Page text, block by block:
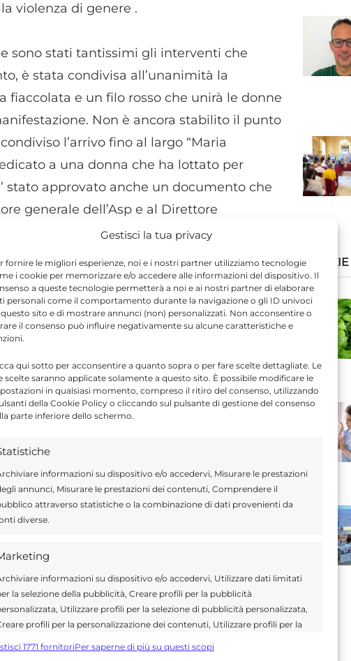
Gestisci la tua privacy
fornire le migliori esperienze, noi e i nostri partner utilizziamo tecnologie
i cookie per memorizzare e/o accedere alle informazioni del dispositivo. Il
a queste tecnologie permetterà a noi e ai nostri partner di elaborare
personali come il comportamento durante la navigazione o gli ID univoci
sito e di mostrare annunci (non) personalizzati. Non acconsentire o
il consenso può influire negativamente su alcune caratteristiche e
qui sotto per acconsentire a quanto sopra o per fare scelte dettagliate. Le
scelte saranno applicate solamente a questo sito. È possibile modificare le
in qualsiasi momento, compreso il ritiro del consenso, utilizzando
della Cookie Policy o cliccando sul pulsante di gestione del consenso
parte inferiore dello schermo.
informazioni su dispositivo e/o accedervi, Misurare le prestazioni
annunci, Misurare le prestazioni dei contenuti, Comprendere il
attraverso statistiche o la combinazione di dati provenienti da
diverse.
informazioni su dispositivo e/o accedervi, Utilizzare dati limitati
la selezione della pubblicità, Creare profili per la pubblicità
Utilizzare profili per la selezione di pubblicità personalizzata,
profili per la personalizzazione dei contenuti, Utilizzare profili per la
dati limitati per la selezione dei contenuti.
1771 fornitoriPer saperne di più su questi scopi
violenza di genere .
sono stati tantissimi gli interventi che
è stata condivisa all’unanimità la
e un filo rosso che unirà le donne
Non è ancora stabilito il punto
l’arrivo fino al largo “Maria
a una donna che ha lottato per
stato approvato anche un documento che
generale dell’Asp e al Direttore
alla problematica della violenza di
alle ore 18.00 al Centro Polifunzionale
i dettagli della manifestazione.
ATTUALITÀ
è composta da giornalisti, collaboratori e
che ogni giorno lavorano per offrire notizie,
dedicati alla Sicilia, all’attualità, alla politica,
sport. Un team dinamico e indipendente che
e affidabilità.
NOTIZIE